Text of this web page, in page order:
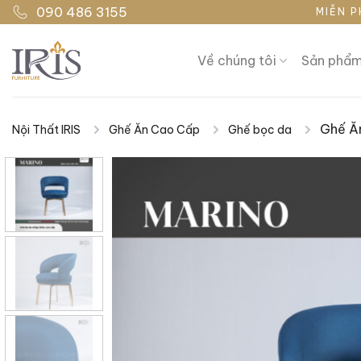
Bỏ
qua
nội
dung
090 486 3155 MIỄN
Về chúng tôi Sản
Nội Thất IRIS Ghế Ăn Cao Cấp Ghế bọc da Ghế